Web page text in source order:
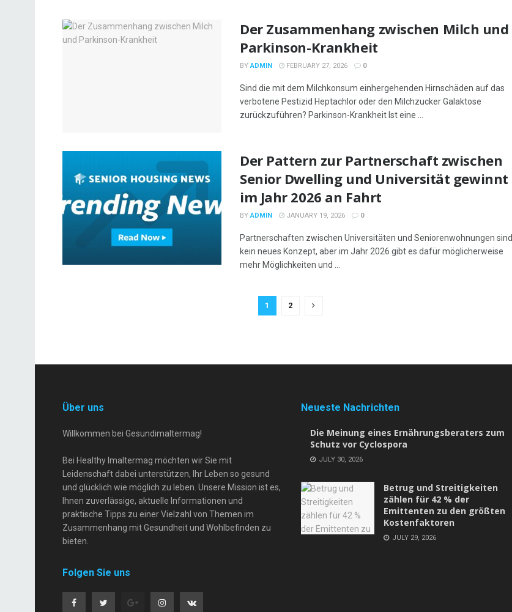
Der Zusammenhang zwischen Milch und
Parkinson-Krankheit
BY ADMIN FEBRUARY 27, 2026 0
Sind die mit dem Milchkonsum einhergehenden Hirnschäden auf das
verbotene Pestizid Heptachlor oder den Milchzucker Galaktose
zurückzuführen? Parkinson-Krankheit Ist eine ...
Der Pattern zur Partnerschaft zwischen
Senior Dwelling und Universität gewinnt
im Jahr 2026 an Fahrt
BY ADMIN JANUARY 19, 2026 0
Partnerschaften zwischen Universitäten und Seniorenwohnungen sind
kein neues Konzept, aber im Jahr 2026 gibt es dafür möglicherweise
mehr Möglichkeiten und ...
1 2
Über uns
Willkommen bei Gesundimaltermag!
Bei Healthy Imaltermag möchten wir Sie mit
Leidenschaft dabei unterstützen, Ihr Leben so gesund
und glücklich wie möglich zu leben. Unsere Mission ist es,
Ihnen zuverlässige, aktuelle Informationen und
praktische Tipps zu einer Vielzahl von Themen im
Zusammenhang mit Gesundheit und Wohlbefinden zu
bieten.
Folgen Sie uns
Neueste Nachrichten
Die Meinung eines Ernährungsberaters zum
Schutz vor Cyclospora
JULY 30, 2026
Betrug und Streitigkeiten
zählen für 42 % der
Emittenten zu den größten
Kostenfaktoren
JULY 29, 2026